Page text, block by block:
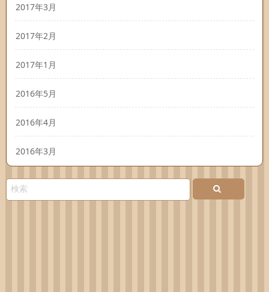
2017年3月
2017年2月
2017年1月
2016年5月
2016年4月
2016年3月